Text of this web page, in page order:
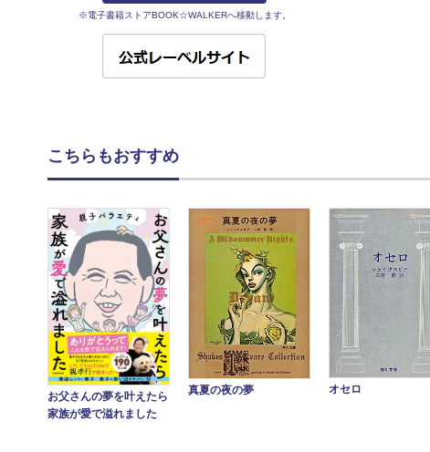
※電子書籍ストアBOOK☆WALKERへ移動します。
こちらもおすすめ
お父さんの夢を叶えたら
家族が愛で溢れました
真夏の夜の夢 オセロ